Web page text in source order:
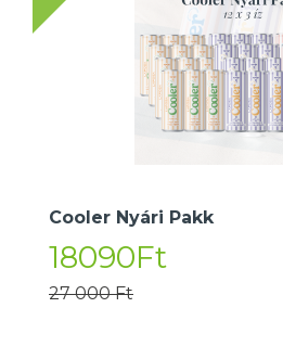
Cooler Nyári Pakk
18090Ft
27 000 Ft